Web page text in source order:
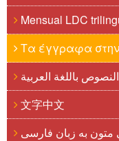
Mensual LDC
Τα έγγραφα
النصوص باللغة العربية
文字中文
متون به زبان فارسی